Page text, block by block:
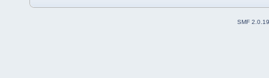
SMF 2.0.19